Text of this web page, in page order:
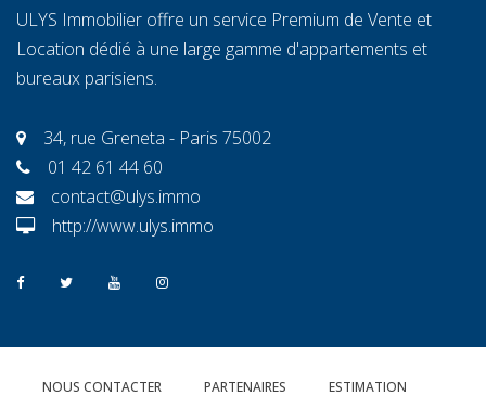
ULYS Immobilier offre un service Premium de Vente et
Location dédié à une large gamme d'appartements et
bureaux parisiens.
34, rue Greneta - Paris 75002
01 42 61 44 60
contact@ulys.immo
http://www.ulys.immo
NOUS CONTACTER PARTENAIRES ESTIMATION